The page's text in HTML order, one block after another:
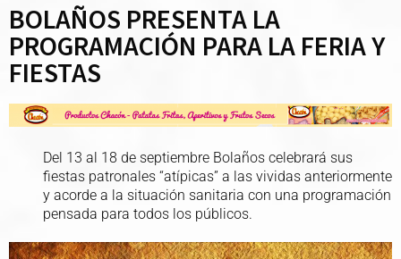
BOLAÑOS PRESENTA LA
PROGRAMACIÓN PARA LA FERIA Y
FIESTAS
Del 13 al 18 de septiembre Bolaños celebrará sus
fiestas patronales “atípicas” a las vividas anteriormente
y acorde a la situación sanitaria con una programación
pensada para todos los públicos.